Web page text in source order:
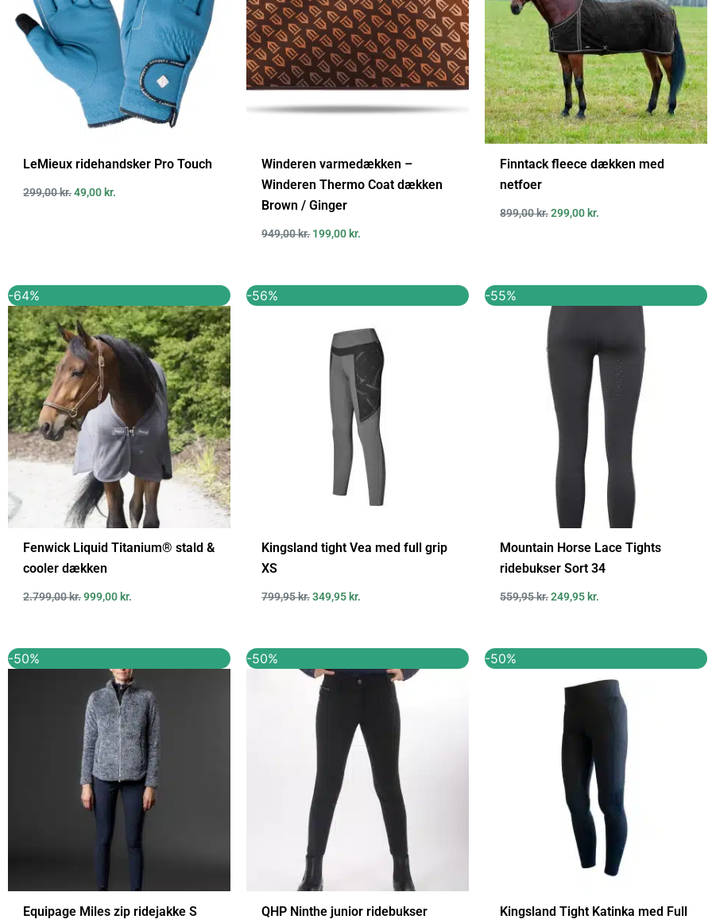
LeMieux ridehandsker Pro Touch
299,00kr.49,00 kr.
Winderen varmedækken –
Winderen Thermo Coat dækken
Brown / Ginger
949,00kr. 199,00 kr.
Finntack fleece dækken med
netfoer
899,00kr.299,00 kr.
-64%
Fenwick Liquid Titanium® stald &
cooler dækken
2.799,00kr.
oprindelige
pris
var:
2.799,00 kr..
999,00 kr.
aktuelle
pris
er:
999,00 kr..
-56%
Kingsland tight Vea med full grip
XS
799,95kr.
oprindelige
799,95 kr..
349,95 kr.
aktuelle
er:
349,95 kr..
-55%
Mountain Horse Lace Tights
ridebukser Sort 34
559,95kr.
oprindelige
249,95 kr.
aktuelle
249,95 kr..
-50%
Equipage Miles zip ridejakke S
oprindelige
var:
369,95 kr..
aktuelle
pris
er:
184,95 kr..
-50%
QHP Ninthe junior ridebukser
oprindelige
pris
var:
599,00 kr..
aktuelle
pris
300,00 kr..
-50%
Kingsland Tight Katinka med Full
oprindelige
var:
799,95 kr..
aktuelle
pris
er:
399,95 kr..